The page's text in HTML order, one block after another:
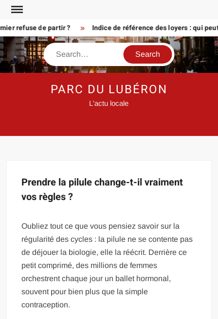
Skip
contentrefuse de partir ? Indice de référence des loyers : qui
Search
PARC DU LUBÉRON
L'actu locale
Prendre la pilule change-t-il vraiment
vos règles ?
Oubliez tout ce que vous pensiez savoir sur la
régularité des cycles : la pilule ne se contente pas
de déjouer la biologie, elle la réécrit. Derrière ce
petit comprimé, des millions de femmes
orchestrent chaque jour un ballet hormonal,
souvent pour bien plus que la simple
contraception.